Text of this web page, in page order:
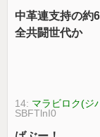
中革連支持の約
全共闘世代か
14: マラビロク(ジ
SBFTlnI0